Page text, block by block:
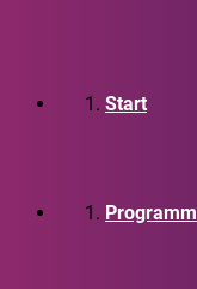
Start
Programm